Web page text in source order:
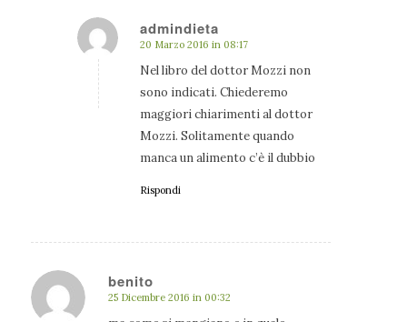
admindieta
dice:
20 Marzo 2016 in 08:17
Nel libro del dottor Mozzi non
sono indicati. Chiederemo
maggiori chiarimenti al dottor
Mozzi. Solitamente quando
manca un alimento c’è il dubbio
Rispondi
benito
dice:
25 Dicembre 2016 in 00:32